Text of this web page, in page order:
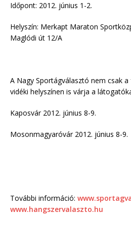
Időpont: 2012. június 1-2.
Helyszín: Merkapt Maraton
Maglódi út 12/A
A Nagy Sportágválasztó nem csak
vidéki helyszínen is várja a
Kaposvár 2012. június 8-9.
Mosonmagyaróvár 2012. június 8-9.
További információ:
www.hangszervalaszto.hu